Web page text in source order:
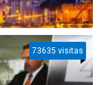
73635 visitas